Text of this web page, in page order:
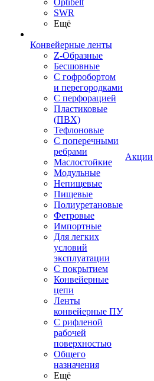
SWR
Ещё
Конвейерные ленты
Z-Образные
Бесшовные
С гофробортом
и перегородками
С перфорацией
Пластиковые
(ПВХ)
Тефлоновые
С поперечными
ребрами
Маслостойкие
Модульные
Непищевые
Пищевые
Полиуретановые
Фетровые
Импортные
Для легких
условий
эксплуатации
С покрытием
Конвейерные
цепи
Ленты
конвейерные ПУ
С рифленой
рабочей
поверхностью
Общего
назначения
Ещё
Акции